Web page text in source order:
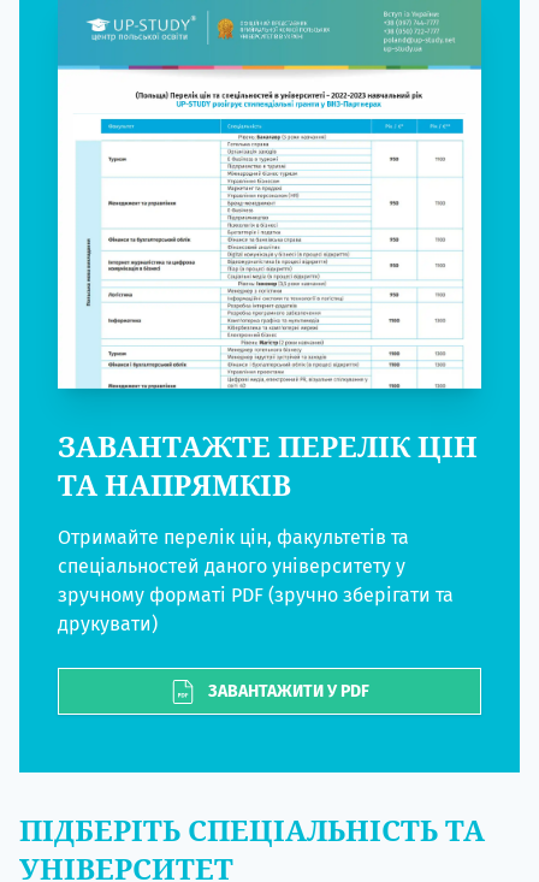
ЗАВАНТАЖТЕ ПЕРЕЛІК ЦІН
ТА НАПРЯМКІВ
Отримайте перелік цін, факультетів та
спеціальностей даного університету у
зручному форматі PDF (зручно зберігати та
друкувати)
ЗАВАНТАЖИТИ У PDF
ПІДБЕРІТЬ СПЕЦІАЛЬНІСТЬ ТА
УНІВЕРСИТЕТ